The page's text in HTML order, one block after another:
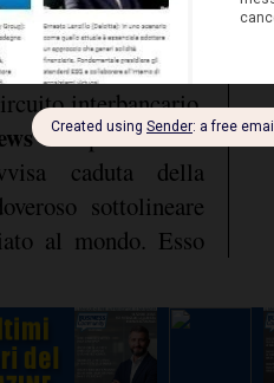
del 12 Novembre
è
interbancario,
inaspettata che
caduta della
sottolineare
al mondo. Esso